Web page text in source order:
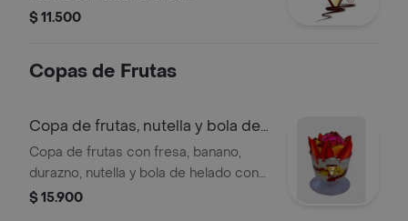
$ 11.500
Copas de Frutas
Copa de frutas, nutella y bola de
helado
Copa de frutas con fresa, banano,
durazno, nutella y bola de helado con
sabor a elegir.
$ 15.900